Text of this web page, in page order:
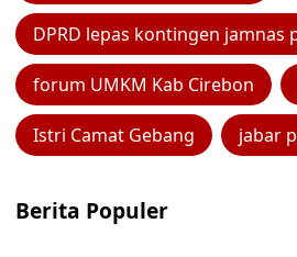
DPRD lepas kontingen jamnas
forum UMKM Kab Cirebon
Istri Camat Gebang jabar
Berita Populer